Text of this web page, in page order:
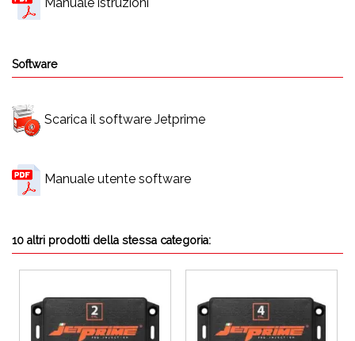
Manuale istruzioni
Software
Scarica il software Jetprime
Manuale utente software
10 altri prodotti della stessa categoria: